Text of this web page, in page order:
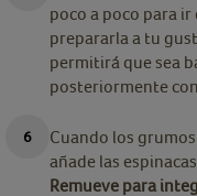
poco a poco para ir
prepararla a tu
permitirá que sea
posteriormente
Cuando los
añade las
Remueve para